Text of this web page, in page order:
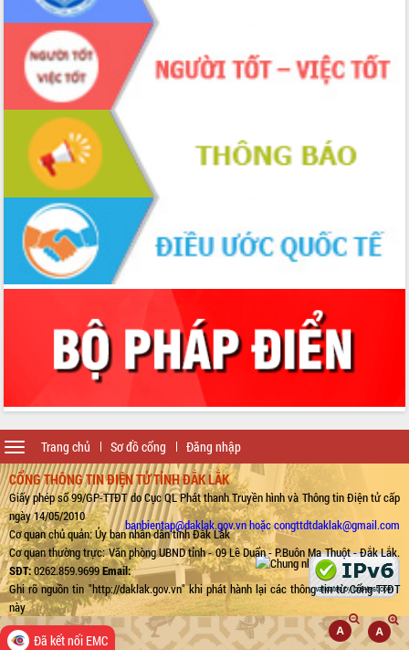
Trang chủ Sơ đồ cổng Đăng nhập
Toggle
navigation
CỔNG THÔNG TIN ĐIỆN TỬ TỈNH ĐẮK LẮK
Giấy phép số 99/GP-TTĐT do Cục QL Phát thanh Truyền hình và Thông tin Điện tử cấp
ngày 14/05/2010
Cơ quan chủ quản: Ủy ban nhân dân tỉnh Đắk Lắk
Cơ quan thường trực: Văn phòng UBND tỉnh - 09 Lê Duẩn - P.Buôn Ma Thuột - Đắk Lắk.
SĐT:0262.859.9699Email:
banbientap@daklak.gov.vn hoặc congttdtdaklak@gmail.com
Ghi rõ nguồn tin "http://daklak.gov.vn" khi phát hành lại các thông tin từ Cổng TTĐT
này
Đã kết nối EMC